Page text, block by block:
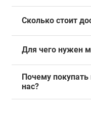
Сколько стоит
Для чего нужен
Почему покупать
нас?